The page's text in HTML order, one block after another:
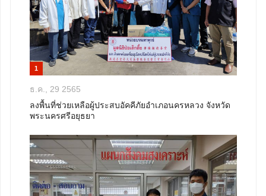
1
ธ.ค., 29 2565
ลงพื้นที่ช่วยเหลือผู้ประสบอัคคีภัยอำเภอนครหลวง จังหวัด
พระนครศรีอยุธยา